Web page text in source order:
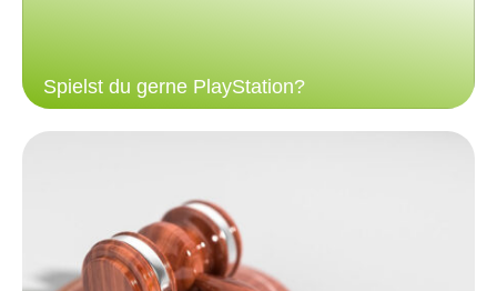
Spielst du gerne PlayStation?